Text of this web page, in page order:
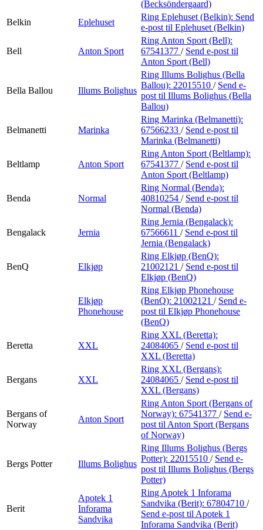
(Becksöndergaard)
Belkin
Eplehuset
Ring Eplehuset (Belkin): Send
e-post til Eplehuset (Belkin)
Bell Anton Sport
Ring Anton Sport (Bell):
67541377 / Send e-post til
Anton Sport (Bell)
Bella Ballou Illums Bolighus
Ring Illums Bolighus (Bella
Ballou): 22015510 / Send e-
post til Illums Bolighus (Bella
Ballou)
Belmanetti Marinka
Ring Marinka (Belmanetti):
67566233 / Send e-post til
Marinka (Belmanetti)
Beltlamp Anton Sport
Ring Anton Sport (Beltlamp):
67541377 / Send e-post til
Anton Sport (Beltlamp)
Benda Normal
Ring Normal (Benda):
40810254 / Send e-post til
Normal (Benda)
Bengalack Jernia
Ring Jernia (Bengalack):
67566611 / Send e-post til
Jernia (Bengalack)
BenQ Elkjøp
Ring Elkjøp (BenQ):
21002121 / Send e-post til
Elkjøp (BenQ)
Elkjøp
Phonehouse
Ring Elkjøp Phonehouse
(BenQ): 21002121 / Send e-
post til Elkjøp Phonehouse
(BenQ)
Beretta XXL
Ring XXL (Beretta):
24084065 / Send e-post til
XXL (Beretta)
Bergans XXL
Ring XXL (Bergans):
24084065 / Send e-post til
XXL (Bergans)
Bergans of
Norway
Anton Sport
Ring Anton Sport (Bergans of
Norway): 67541377 / Send e-
post til Anton Sport (Bergans
of Norway)
Bergs Potter Illums Bolighus
Ring Illums Bolighus (Bergs
Potter): 22015510 / Send e-
post til Illums Bolighus (Bergs
Potter)
Berit
Apotek 1
Inforama
Sandvika
Ring Apotek 1 Inforama
Sandvika (Berit): 67804710 /
Send e-post til Apotek 1
Inforama Sandvika (Berit)